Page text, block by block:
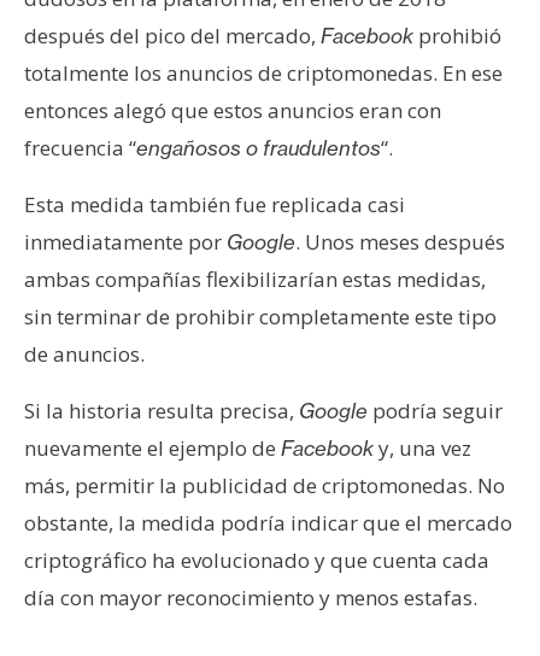
después del pico del mercado, Facebook prohibió
totalmente los anuncios de criptomonedas. En ese
entonces alegó que estos anuncios eran con
frecuencia “engañosos o fraudulentos“.
Esta medida también fue replicada casi
inmediatamente por Google. Unos meses después
ambas compañías flexibilizarían estas medidas,
sin terminar de prohibir completamente este tipo
de anuncios.
Si la historia resulta precisa, Google podría seguir
nuevamente el ejemplo de Facebooky, una vez
más, permitir la publicidad de criptomonedas. No
obstante, la medida podría indicar que el mercado
criptográfico ha evolucionado y que cuenta cada
día con mayor reconocimiento y menos estafas.